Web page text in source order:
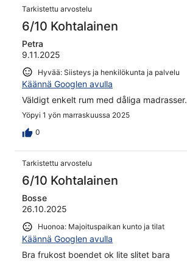
Tarkistettu arvostelu
6/10 Kohtalainen
Petra
9.11.2025
Hyvää: Siisteys ja henkilökunta ja palvelu
Käännä Googlen avulla
Väldigt enkelt rum med dåliga madrasser.
Yöpyi 1 yön marraskuussa 2025
0
Tarkistettu arvostelu
6/10 Kohtalainen
Bosse
26.10.2025
Huonoa: Majoituspaikan kunto ja tilat
Käännä Googlen avulla
Bra frukost boendet ok lite slitet bara